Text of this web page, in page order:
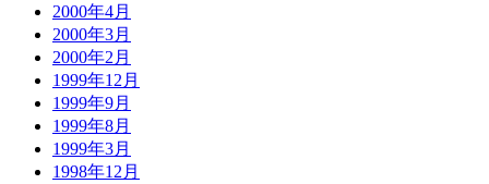
2000年4月
2000年3月
2000年2月
1999年12月
1999年9月
1999年8月
1999年3月
1998年12月